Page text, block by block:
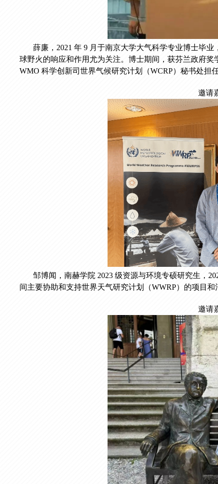
薛廉，2021 年 9 月于南京大学大气科学专业博士毕
球野火的响应和作用尤为关注。博士期间，获芬兰政府
WMO 科学创新司世界气候研究计划（WCRP）秘书处担
邀请
邹博闻，南赫学院 2023 级资源与环境专硕研究生，
间主要协助和支持世界天气研究计划（WWRP）的项目和
邀请